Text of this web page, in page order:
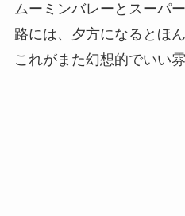
ムーミンバレーとスーパ
路には、夕方になるとほ
これがまた幻想的でいい